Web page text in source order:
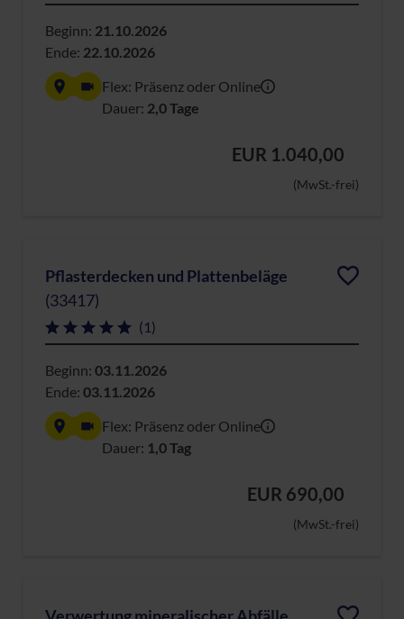
Beginn: 21.10.2026
Ende: 22.10.2026
Flex: Präsenz oder Online
Dauer: 2,0 Tage
EUR 1.040,00
(MwSt.-frei)
Pflasterdecken und Plattenbeläge
(33417)
(1)
Beginn: 03.11.2026
Ende: 03.11.2026
Flex: Präsenz oder Online
Dauer: 1,0 Tag
EUR 690,00
(MwSt.-frei)